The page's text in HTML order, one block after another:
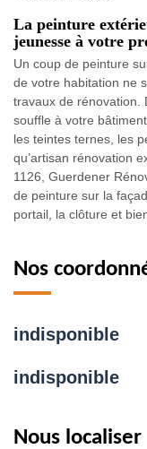
La peinture
jeunesse à votre
Un coup de peinture
de votre habitation ne
travaux de rénovation.
souffle à votre
les teintes ternes, les
qu’artisan rénovation
1126, Guerdener
de peinture sur la
portail, la clôture et
Nos
indisponible
indisponible
Nous localiser